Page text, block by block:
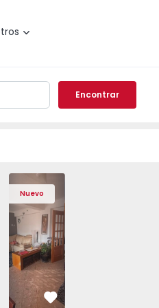
Encontrar
- 8
- 1575805 - 2
Amora - 1575805 - 3
T2 Seixal, Amora -
Apartamento T2 Seixal,
Apartamento
Nuevo
T3 Barreiro, Santo
Apartamento T3 Barreiro,
Apartamento T3
Favorito